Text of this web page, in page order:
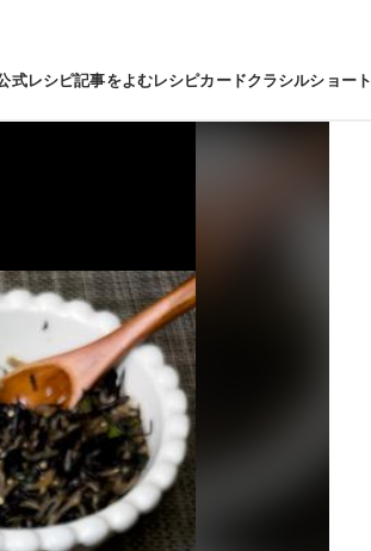
式レシピ記事をよむレシピカードクラシルショート